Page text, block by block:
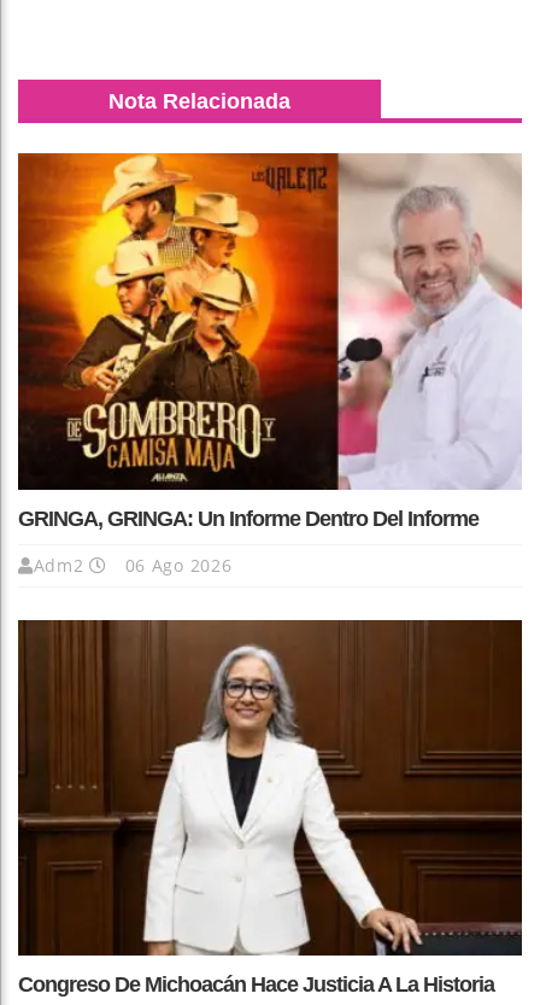
Nota Relacionada
GRINGA, GRINGA: Un Informe Dentro Del Informe
Adm2 06 Ago 2026
Congreso De Michoacán Hace Justicia A La Historia